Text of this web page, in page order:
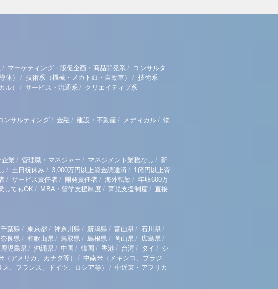
/ マーケティング・販促企画・商品開発系 / コンサルタ
体） / 技術系（機械・メカトロ・自動車） / 技術系
ル） / サービス・流通系 / クリエイティブ系
ンサルティング / 金融 / 建設・不動産 / メディカル / 物
業 / 管理職・マネジャー / マネジメント業務なし / 新
/ 土日祝休み / 3,000万円以上資金調達済 / 1億円以上資
/ サービス責任者 / 開発責任者 / 海外転勤 / 年収600万
してもOK / MBA・留学支援制度 / 育児支援制度 / 直接
千葉県 / 東京都 / 神奈川県 / 新潟県 / 富山県 / 石川県 /
奈良県 / 和歌山県 / 鳥取県 / 島根県 / 岡山県 / 広島県 /
鹿児島県 / 沖縄県 / 中国 / 韓国 / 香港 / 台湾 / タイ / シ
（アメリカ、カナダ等） / 中南米（メキシコ、ブラジ
、フランス、ドイツ、ロシア等） / 中近東・アフリカ